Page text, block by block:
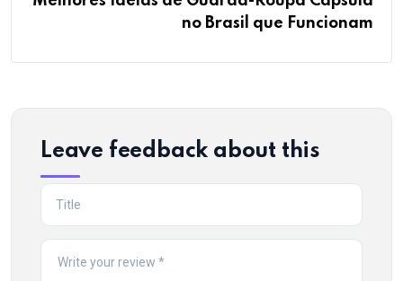
no Brasil que Funcionam
Leave feedback about this